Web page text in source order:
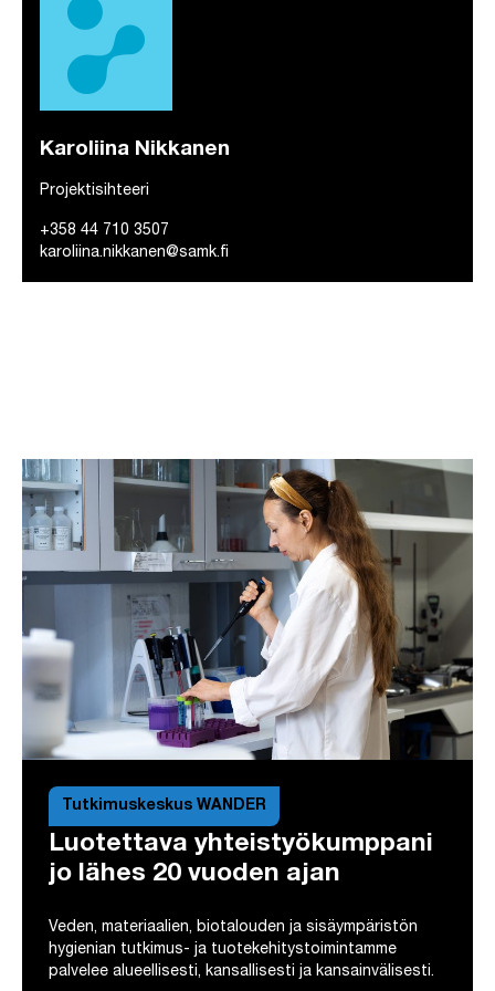
Karoliina Nikkanen
Projektisihteeri
+358 44 710 3507
karoliina.nikkanen@samk.fi
Tutkimuskeskus WANDER
Luotettava yhteistyökumppani
jo lähes 20 vuoden ajan
Veden, materiaalien, biotalouden ja sisäympäristön
hygienian tutkimus- ja tuotekehitystoimintamme
palvelee alueellisesti, kansallisesti ja kansainvälisesti.